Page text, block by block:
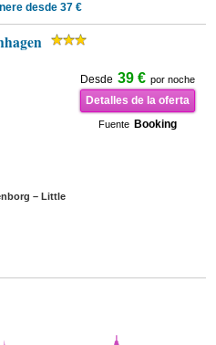
desde 37 €
Desde 39 € por noche
Detalles de la oferta
Fuente Booking
– Little